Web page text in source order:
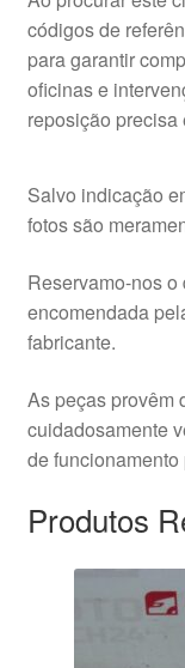
códigos de
para garantir
oficinas e
reposição precisa
Salvo indicação
fotos são
Reservamo-nos
encomendada
fabricante.
As peças provêm
cuidadosamente
de
Produtos